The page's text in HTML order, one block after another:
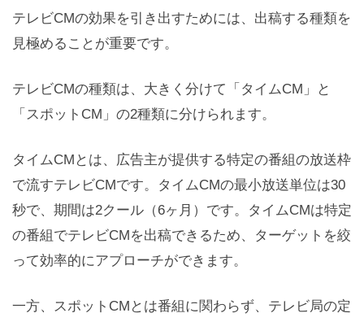
テレビCMの効果を引き出すためには、出稿する種類を
見極めることが重要です。
テレビCMの種類は、大きく分けて「タイムCM」と
「スポットCM」の2種類に分けられます。
タイムCMとは、広告主が提供する特定の番組の放送枠
で流すテレビCMです。タイムCMの最小放送単位は30
秒で、期間は2クール（6ヶ月）です。タイムCMは特定
の番組でテレビCMを出稿できるため、ターゲットを絞
って効率的にアプローチができます。
一方、スポットCMとは番組に関わらず、テレビ局の定